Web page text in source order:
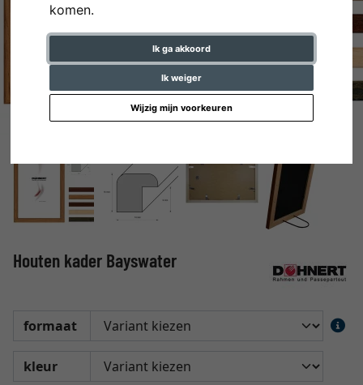
komen.
Ik ga akkoord
Ik weiger
Wijzig mijn voorkeuren
Houten kader Bayswater
formaat
kleur